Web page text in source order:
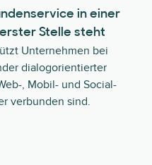
in einer
Stelle steht
Unternehmen bei
dialogorientierter
, Mobil- und Social-
verbunden sind.